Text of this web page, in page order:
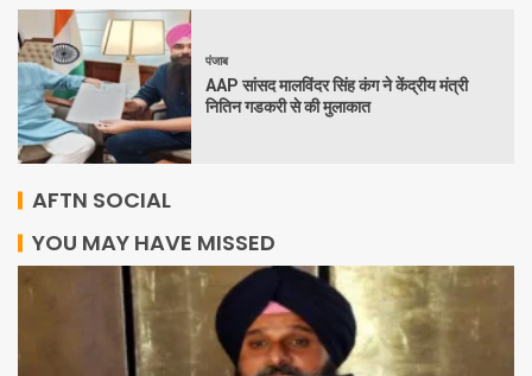
पंजाब
AAP सांसद मालविंदर सिंह कंग ने केंद्रीय मंत्री
नितिन गडकरी से की मुलाकात
AFTN SOCIAL
YOU MAY HAVE MISSED